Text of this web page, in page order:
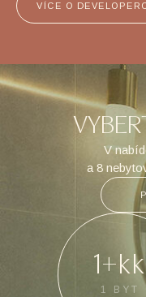
VÍCE O
V
a 8
1+kk
1 BYT